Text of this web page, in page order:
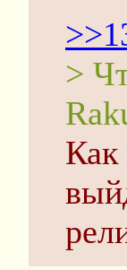
>
Как